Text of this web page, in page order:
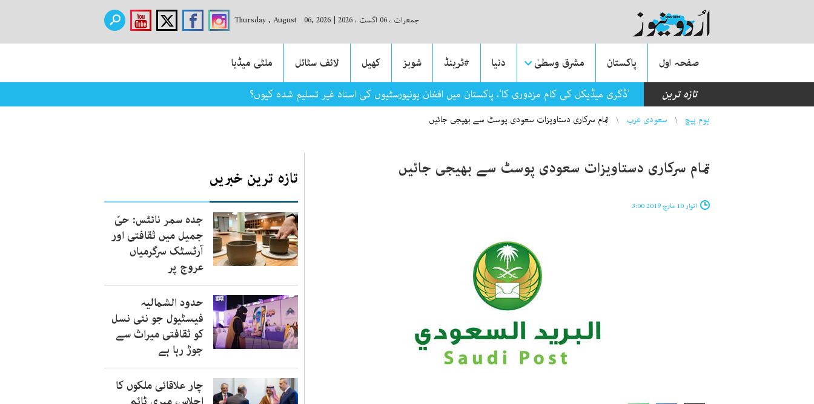
جمعرات ، 06 اگست ، 2026 |
Thursday , August 06, 2026
صفحہ اول پاکستان مشرق وسطیٰ دنیا #ٹرینڈ شوبز کھیل لائف سٹائل
ملٹی میڈیا
تازہ ترین
’ڈگری میڈیکل کی کام مزدوری کا‘، پاکستان میں افغان یونیورسٹیوں کی اسناد غیر تسلیم شدہ کیوں؟
You are here
ہوم پیچ سعودی عرب تمام سرکاری دستاویزات سعودی پوسٹ سے بھیجی جائیں
تمام سرکاری دستاویزات سعودی پوسٹ سے بھیجی جائیں
اتوار 10 مارچ 2019 3:00
تازہ ترین خبریں
جدہ سمر نائٹس: حیّ
جمیل میں ثقافتی اور
آرٹسٹک سرگرمیاں
عروج پر
حدود الشمالیہ
فیسٹیول جو نئی نسل
کو ثقافتی میراث سے
جوڑ رہا ہے
چار علاقائی ملکوں کا